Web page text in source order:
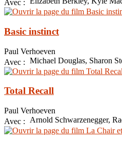
Avec :
Basic instinct
Paul Verhoeven
Avec : Michael Douglas, Sharon
Total Recall
Paul Verhoeven
Avec :
Arnold Schwarzenegger,